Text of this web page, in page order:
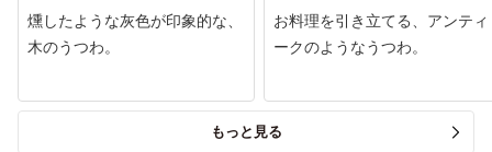
燻したような灰色が印象的な、
木のうつわ。
お料理を引き立てる、アンティ
ークのようなうつわ。
もっと見る